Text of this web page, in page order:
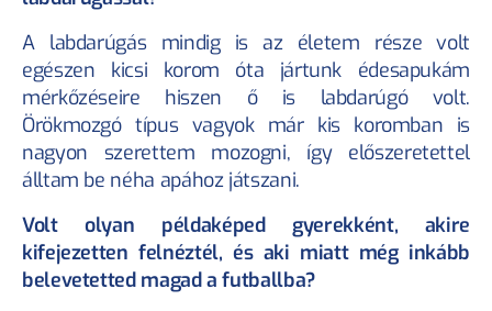
A labdarúgás mindig is az életem része volt
egészen kicsi korom óta jártunk édesapukám
mérkőzéseire hiszen ő is labdarúgó volt.
Örökmozgó típus vagyok már kis koromban is
nagyon szerettem mozogni, így előszeretettel
álltam be néha apához játszani.
Volt olyan példaképed gyerekként, akire
kifejezetten felnéztél, és aki miatt még inkább
belevetetted magad a futballba?
HASZNOS OLDALAK
KÖVESS MINKET!